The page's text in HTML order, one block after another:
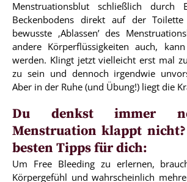
Menstruationsblut schließlich durch
Beckenbodens direkt auf der Toilette
bewusste ‚Ablassen’ des
andere Körperflüssigkeiten auch,
werden. Klingt jetzt vielleicht erst mal
zu sein und dennoch irgendwie
Aber in der Ruhe (und Übung!) liegt die
Du denkst immer
Menstruation klappt
besten Tipps für dich:
Um Free Bleeding zu erlernen,
Körpergefühl und wahrscheinlich